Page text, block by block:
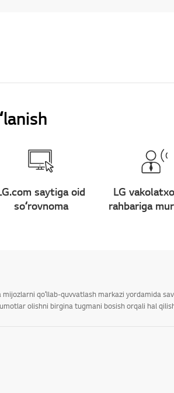
saytiga oid
soʻrovnoma
LG
rahbariga
qoʻllab-quvvatlash markazi yordamida
olishni birgina tugmani bosish orqali hal